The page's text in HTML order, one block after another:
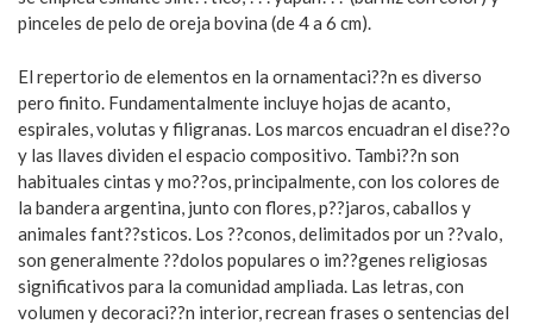
pinceles de pelo de oreja bovina (de 4 a 6 cm).
El repertorio de elementos en la ornamentaci??n es diverso
pero finito. Fundamentalmente incluye hojas de acanto,
espirales, volutas y filigranas. Los marcos encuadran el dise??o
y las llaves dividen el espacio compositivo. Tambi??n son
habituales cintas y mo??os, principalmente, con los colores de
la bandera argentina, junto con flores, p??jaros, caballos y
animales fant??sticos. Los ??conos, delimitados por un ??valo,
son generalmente ??dolos populares o im??genes religiosas
significativos para la comunidad ampliada. Las letras, con
volumen y decoraci??n interior, recrean frases o sentencias del